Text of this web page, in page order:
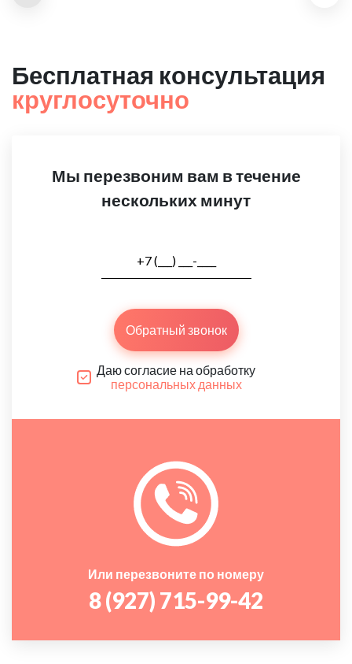
Бесплатная консультация
круглосуточно
Мы перезвоним вам в течение
нескольких минут
Обратный звонок
Даю согласие на обработку
персональных данных
Или перезвоните по номеру
8 (927) 715-99-42